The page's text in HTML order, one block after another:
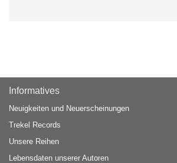
Informatives
Neuigkeiten und Neuerscheinungen
Trekel Records
Unsere Reihen
Lebensdaten unserer Autoren